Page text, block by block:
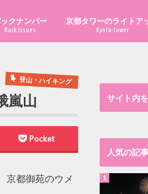
クナンバー
Back issues
京都タワーのライトア
Kyoto-tower
登山・ハイキング
嵐山
Pocket
京都御苑のウメ
サイト内
人気の記事